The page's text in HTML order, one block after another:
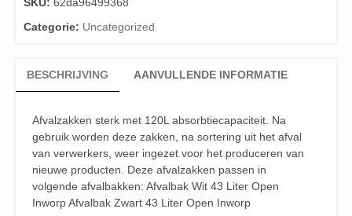
Categorie: Uncategorized
BESCHRIJVING AANVULLENDE INFORMATIE
Afvalzakken sterk met 120L absorbtiecapaciteit. Na
gebruik worden deze zakken, na sortering uit het afval
van verwerkers, weer ingezet voor het produceren van
nieuwe producten. Deze afvalzakken passen in
volgende afvalbakken: Afvalbak Wit 43 Liter Open
Inworp Afvalbak Zwart 43 Liter Open Inworp